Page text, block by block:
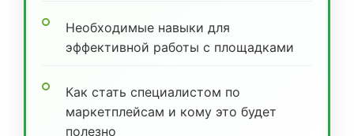
Необходимые навыки для
эффективной работы с площадками
Как стать специалистом по
маркетплейсам и кому это будет
полезно